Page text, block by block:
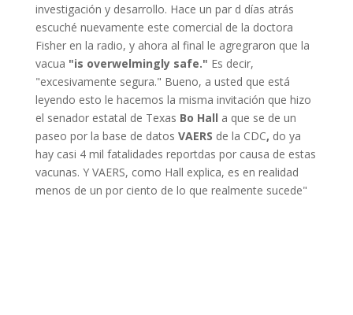
investigación y desarrollo. Hace un par d días atrás
escuché nuevamente este comercial de la doctora
Fisher en la radio, y ahora al final le agregraron que la
vacua "is overwelmingly safe." Es decir,
"excesivamente segura." Bueno, a usted que está
leyendo esto le hacemos la misma invitación que hizo
el senador estatal de Texas Bo Hall a que se de un
paseo por la base de datos VAERS de la CDC, do ya
hay casi 4 mil fatalidades reportdas por causa de estas
vacunas. Y VAERS, como Hall explica, es en realidad
menos de un por ciento de lo que realmente sucede"